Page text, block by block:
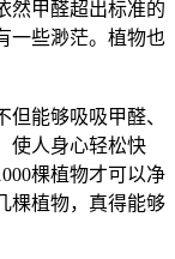
然甲醛超出标准的
一些渺茫。植物也
能够吸吸甲醛、
使人身心轻松快
棵植物才可以净
棵植物，真得能够